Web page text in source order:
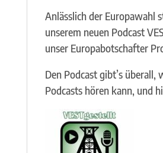
Anlässlich der Europawahl
unserem neuen Podcast
unser Europabotschafter
Den Podcast gibt’s überall,
Podcasts hören kann, und